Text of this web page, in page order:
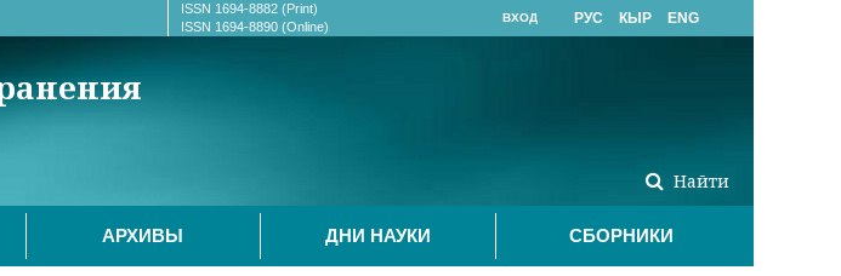
Найти
АРХИВЫ ДНИ НАУКИ СБОРНИКИ
ISSN 1694-8882 (Print)
ISSN 1694-8890 (Online)
ВХОД РУС КЫР ENG